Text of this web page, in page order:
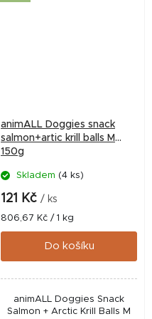
animALL Doggies snack
salmon+artic krill balls M
150g
Skladem (4 ks)
121 Kč / ks
Měrná
cena:
806,67 Kč / 1 kg
Do košíku
animALL Doggies Snack
Salmon + Arctic Krill Balls M